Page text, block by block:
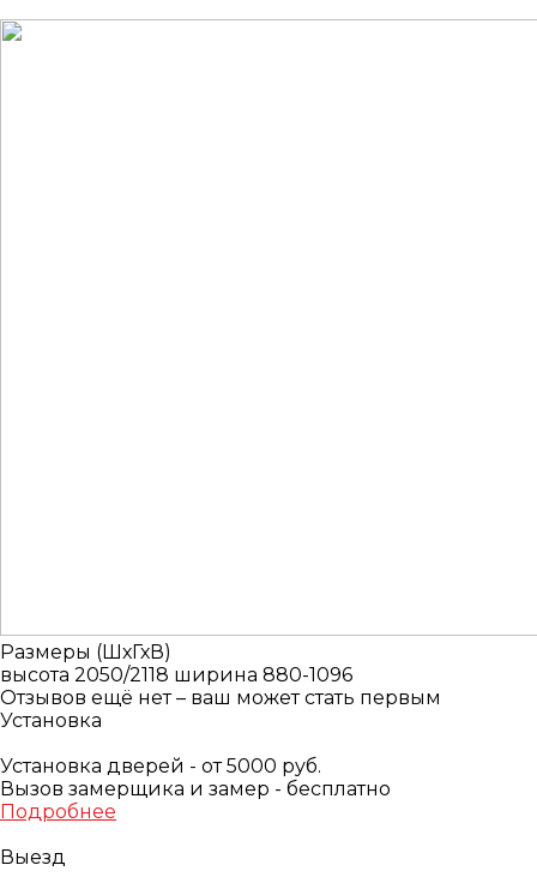
Размеры (ШхГхВ)
высота 2050/2118 ширина 880-1096
Отзывов ещё нет – ваш может стать первым
Установка
Установка дверей - от 5000 руб.
Вызов замерщика и замер - бесплатно
Подробнее
Выезд